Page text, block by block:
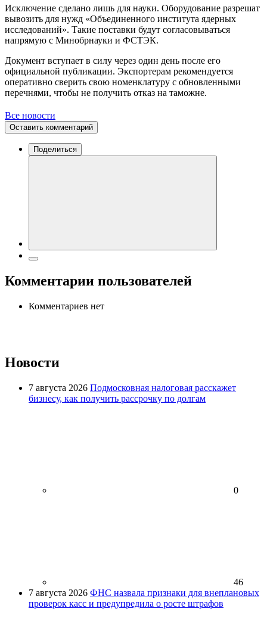
Исключение сделано лишь для науки. Оборудование разрешат
вывозить для нужд «Объединенного института ядерных
исследований». Такие поставки будут согласовываться
напрямую с Минобрнауки и ФСТЭК.
Документ вступает в силу через один день после его
официальной публикации. Экспортерам рекомендуется
оперативно сверить свою номенклатуру с обновленными
перечнями, чтобы не получить отказ на таможне.
Все новости
Оставить комментарий
Поделиться
Комментарии пользователей
Комментариев нет
Новости
7 августа 2026 Подмосковная налоговая расскажет
бизнесу, как получить рассрочку по долгам
0
46
7 августа 2026 ФНС назвала признаки для внеплановых
проверок касс и предупредила о росте штрафов